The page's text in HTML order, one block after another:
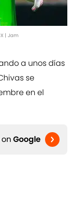
| Jam
a unos días
se
en el
Google